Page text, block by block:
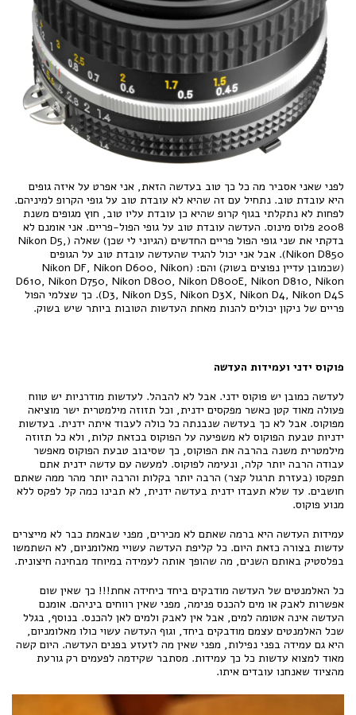
לפני שאני אסביר מה כל כך טוב בעדשה הזאת, אני אפרט על איזה גופים
היא עובדת טוב. נתחיל עם זה שהיא לא עובדת טוב על גופי הקרופ למיניהם.
לפחות לא נתקלתי בגוף קרופ שהיא כן עובדת עליו טוב, חוץ מגופים משנת
2008 פלוס מינוס. העדשה עובדת טוב על גופי הפול-פריים. אני אומנם לא
בדקתי את שני גופי הפול פריים החדשים (הגיוני לי שכן) שאלה (Nikon D5,
Nikon D850). אבל אני יכול להגיד שהעדשה עובדת טוב על הגופים
(שכמובן עדיין נפוצים בשוק) והם: (Nikon DF, Nikon D600, Nikon
D610, Nikon D750, Nikon D800, Nikon D800E, Nikon D810, Nikon
D3, Nikon D3S, Nikon D3X, Nikon D4, Nikon D4S). כך שצלמי הפול
פריים של ניקון יכולים להנות מאחת העדשות הטובות ביותר שיש בשוק.
פוקוס ידני ועמידות העדשה
לעדשה כמובן יש פוקוס ידני. אבל לא להבהל. לעדשות מודרניות יש טווח
פעולה מאוד קטן כאשר מפקסים ידנית, וכל תזוזה מילמטרית ישר מוציאה
מפוקוס. אבל לא כך בעדשה שנבנתה כל כולה לעבוד איתה ידנית. בעדשות
ידניות טבעת הפוקוס לא משפיעה על הפוקוס בכזאת קלות, ולא כל תזוזה
מילמטרית משנה בהרבה את הפוקוס, כך שסיבוב טבעת הפוקוס מאפשר
עבודה הרבה יותר קלה, ונעימה לפוקוס. למעשה עם עדשה ידנית אתם
תפקסו (בעזרת תרגול קצר) הרבה יותר בקלות והרבה יותר מהר ממה שאתם
חושבים. עד שלא תעבדו ידנית בעדשה ידנית, לא תבינו כמה קל לפקס ללא
מנוע פוקוס.
עמידות העדשה היא ברמה שאתם לא מכירים, מפני שבאמת כבר לא מייצרים
עדשות בצורה כזאת היום. כל קליפת העדשה עשויי מאלומניום, לא השתמשו
בפלסטיק באותם השנים, מה שהופך אותה לעמידה במיוחד מבחינה חיצונית.
כל האלמנטים של העדשה מודבקים ביחד כיחידה אחת!!! כך שאין שום
אפשרות לאבק או מים להכנס פנימה, מפני שאין רווחים ביניהם. אומנם
העדשה אינה אטומה למים, אבל אין לאבק ולמים לאן להכנס. בנוסף, בגלל
שכל האלמנטים עצמם מודבקים ביחד, וגוף העדשה עשוי כולו מאלומניום,
היא גם עמידה בפני נפילות, מפני שאין מה לזעזע בפנים העדשה. היום קשה
מאוד למצוא עדשות כל כך עמידות. מסתבר שקידמה לפעמים רק גורעת
מהציוד שאנחנו עובדים איתו.